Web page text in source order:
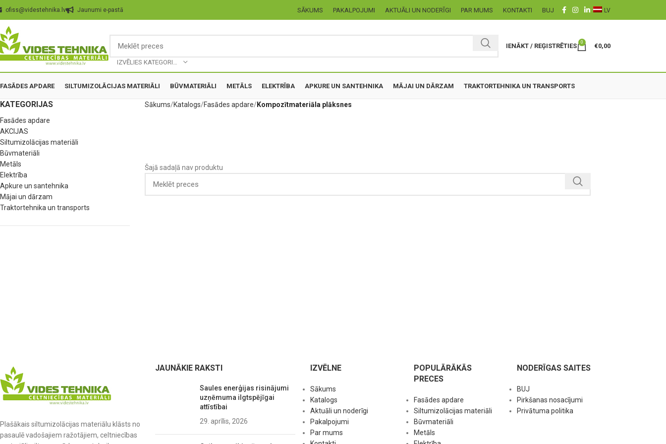
ofiss@videstehnika.lv Jaunumi e-pastā SĀKUMS PAKALPOJUMI AKTUĀLI UN NODERĪGI PAR MUMS KONTAKTI BUJ LV
IENĀKT / REĢISTRĒTIES
0
€0,00
FASĀDES APDARE SILTUMIZOLĀCIJAS MATERIĀLI BŪVMATERIĀLI METĀLS ELEKTRĪBA APKURE UN SANTEHNIKA MĀJAI UN DĀRZAM TRAKTORTEHNIKA UN TRANSPORTS
KATEGORIJAS
Fasādes apdare
AKCIJAS
Siltumizolācijas materiāli
Būvmateriāli
Metāls
Elektrība
Apkure un santehnika
Mājai un dārzam
Traktortehnika un transports
Sākums Katalogs Fasādes apdare Kompozītmateriāla plāksnes
Šajā sadaļā nav produktu
Plašākais siltumizolācijas materiālu klāsts no
pasaulē vadošajiem ražotājiem, celtniecības
JAUNĀKIE RAKSTI
Saules enerģijas risinājumi
uzņēmuma ilgtspējīgai
attīstībai
29. aprīlis, 2026
IZVĒLNE
Sākums
Katalogs
Aktuāli un noderīgi
Pakalpojumi
Par mums
POPULĀRĀKĀS
PRECES
Fasādes apdare
Siltumizolācijas materiāli
Būvmateriāli
Metāls
NODERĪGAS SAITES
BUJ
Pirkšanas nosacījumi
Privātuma politika